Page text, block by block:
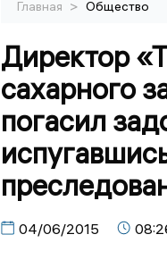
Главная > Общество
Директор
сахарного
погасил
04/06/2015